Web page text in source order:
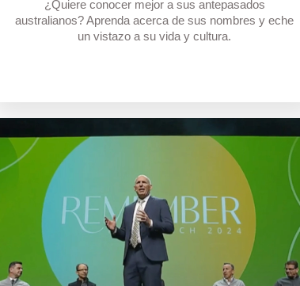
¿Quiere conocer mejor a sus antepasados
australianos? Aprenda acerca de sus nombres y eche
un vistazo a su vida y cultura.